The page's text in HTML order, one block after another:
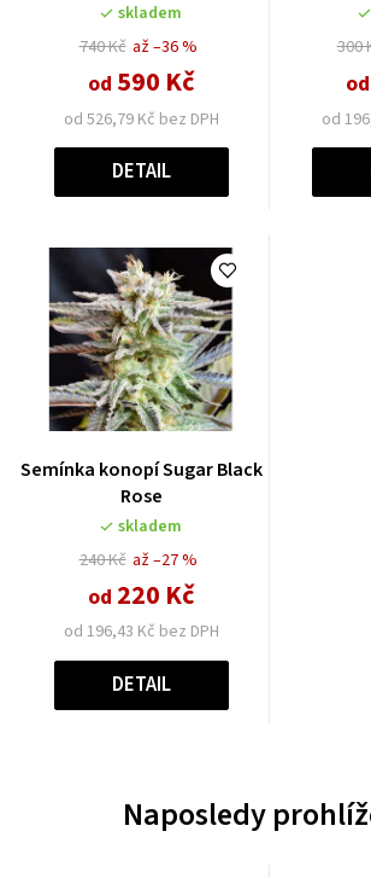
skladem
740 Kč
od 526,79 Kč bez DPH
od 590 Kč
až –36 %
DETAIL
300
od
od
Semínka konopí Sugar Black
Rose
skladem
240 Kč
od 196,43 Kč bez DPH
od 220 Kč
až –27 %
DETAIL
Naposledy